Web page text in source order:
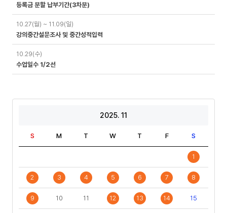
등록금 분할 납부기간(3차분)
10.27(월) ~ 11.09(일)
강의중간설문조사 및 중간성적입력
10.29(수)
수업일수 1/2선
2025. 11
S M T W T F S
1
2 3 4 5 6 7 8
9 10 11 12 13 14 15